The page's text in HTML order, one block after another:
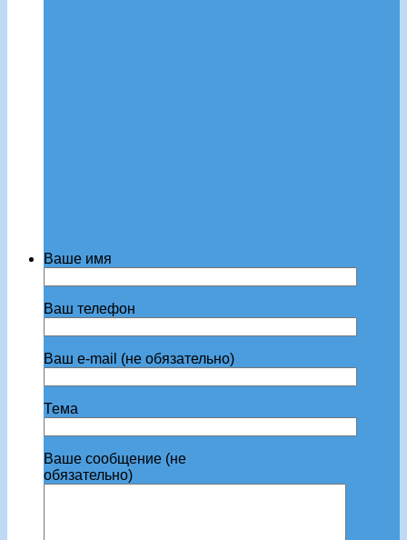
Ваше имя
Ваш телефон
Ваш e-mail (не обязательно)
Тема
Ваше сообщение (не
обязательно)